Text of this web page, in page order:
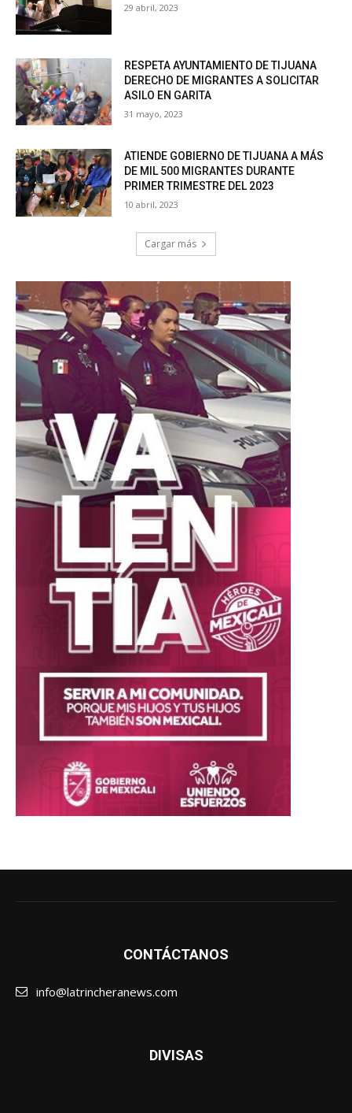
29 abril, 2023
RESPETA AYUNTAMIENTO DE TIJUANA
DERECHO DE MIGRANTES A SOLICITAR
ASILO EN GARITA
31 mayo, 2023
ATIENDE GOBIERNO DE TIJUANA A MÁS
DE MIL 500 MIGRANTES DURANTE
PRIMER TRIMESTRE DEL 2023
10 abril, 2023
Cargar más
CONTÁCTANOS
info@latrincheranews.com
DIVISAS